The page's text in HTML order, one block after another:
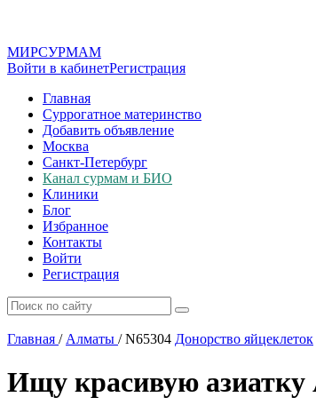
МИРСУРМАМ
Войти в кабинетРегистрация
Главная
Суррогатное материнство
Добавить объявление
Москва
Санкт-Петербург
Канал сурмам и БИО
Клиники
Блог
Избранное
Контакты
Войти
Регистрация
Главная / Алматы /N65304 Донорство яйцеклеток
Ищу красивую